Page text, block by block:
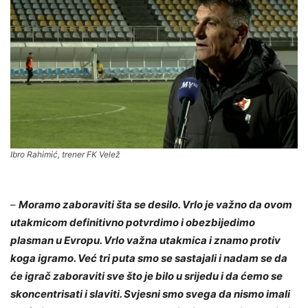
Ibro Rahimić, trener FK Velež
– Moramo zaboraviti šta se desilo. Vrlo je važno da ovom
utakmicom definitivno potvrdimo i obezbijedimo
plasman u Evropu. Vrlo važna utakmica i znamo protiv
koga igramo. Već tri puta smo se sastajali i nadam se da
će igrač zaboraviti sve što je bilo u srijedu i da ćemo se
skoncentrisati i slaviti. Svjesni smo svega da nismo imali